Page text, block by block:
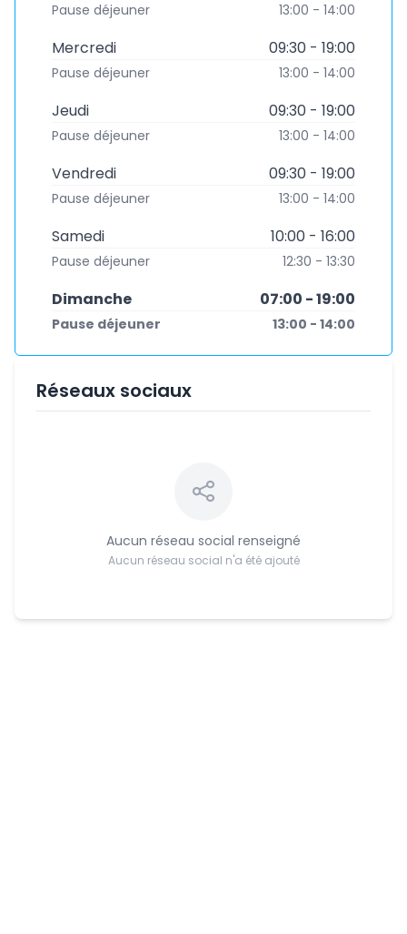
Pause déjeuner 13:00 - 14:00
Mercredi 09:30 - 19:00
Pause déjeuner 13:00 - 14:00
Jeudi 09:30 - 19:00
Pause déjeuner 13:00 - 14:00
Vendredi 09:30 - 19:00
Pause déjeuner 13:00 - 14:00
Samedi 10:00 - 16:00
Pause déjeuner 12:30 - 13:30
Dimanche 07:00 - 19:00
Pause déjeuner 13:00 - 14:00
Réseaux sociaux
Aucun réseau social renseigné
Aucun réseau social n'a été ajouté